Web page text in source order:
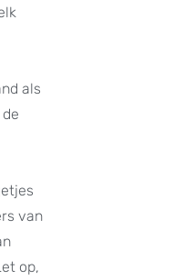
als
van
op,